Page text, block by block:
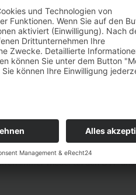
möchten wissen, ob Sie ihre
immer wieder an den BVF und